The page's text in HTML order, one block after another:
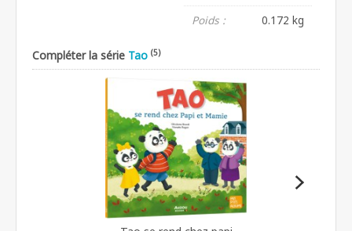
Poids :
0.172 kg
Compléter la série Tao (5)